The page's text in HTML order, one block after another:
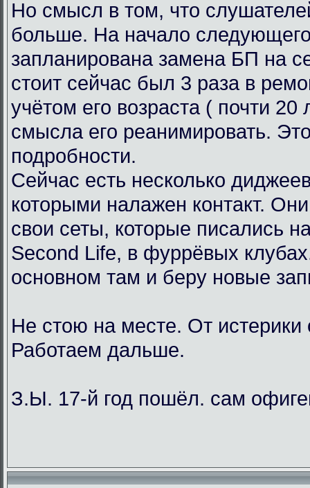
Но смысл в том, что
больше. На начало
запланирована замена БП на
стоит сейчас был 3 раза в
учётом его возраста ( почти 20
смысла его реанимировать.
подробности.
Сейчас есть несколько
которыми налажен контакт.
свои сеты, которые писались
Second Life, в фуррёвых
основном там и беру новые
Не стою на месте. От истерики
Работаем дальше.
З.Ы. 17-й год пошёл. сам